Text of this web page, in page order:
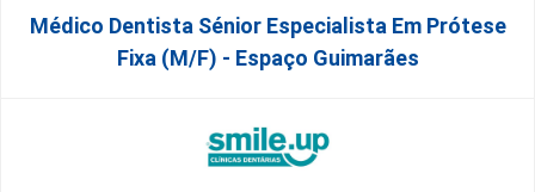
Médico Dentista Sénior Especialista Em Prótese
Fixa (M/F) - Espaço Guimarães